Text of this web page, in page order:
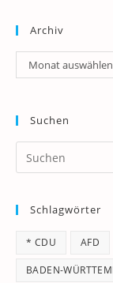
Archiv
Archiv
Monat auswählen
Suchen
Schlagwörter
* CDU AFD
BADEN-